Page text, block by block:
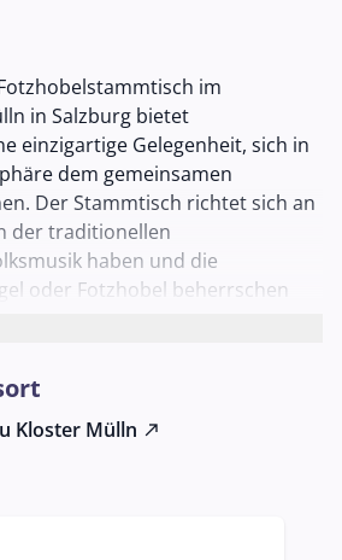
im
in Salzburg bietet
einzigartige Gelegenheit, sich in
dem gemeinsamen
Der Stammtisch richtet sich an
der traditionellen
haben und die
oder Fotzhobel beherrschen
häufig verwendet wird, während
bekannt als Mundharmonika,
verwurzelt ist.
in einer Gruppe zu
neue Melodien und Techniken
Kloster Mülln north_east